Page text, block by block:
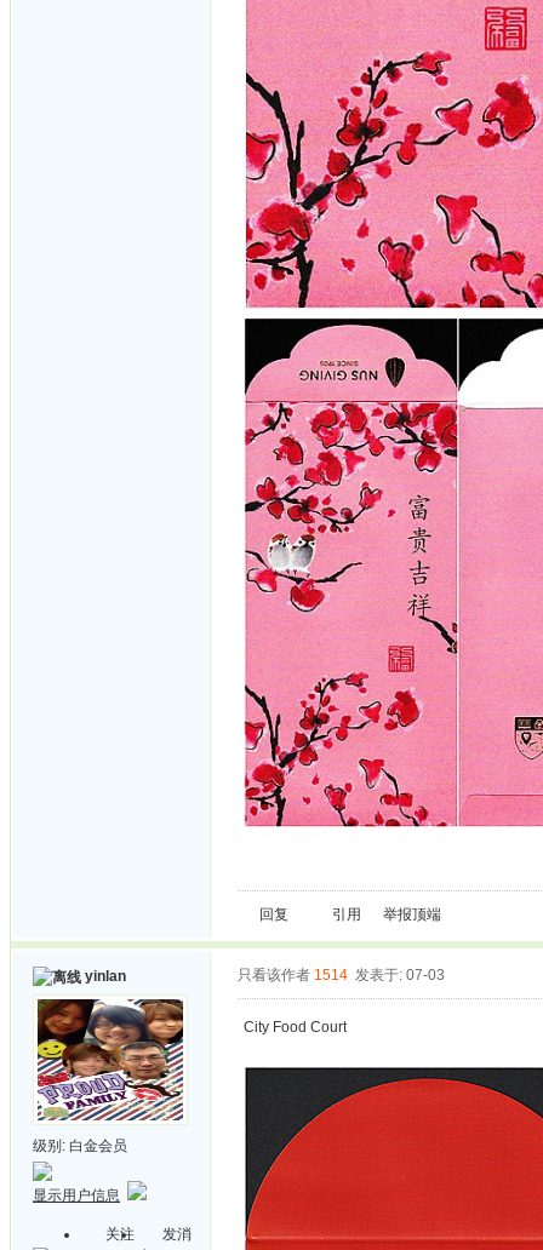
回复 引用 举报顶端
yinlan
级别: 白金会员
显示用户信息
关注
发消
只看该作者 1514 发表于: 07-03
City Food Court